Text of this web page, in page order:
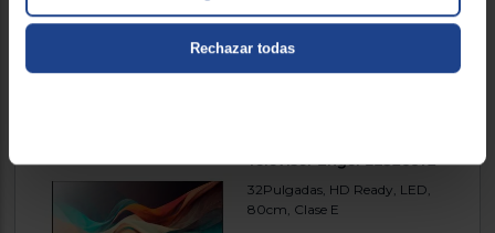
Rechazar todasComparar
Televisor Engel LE3266T2
32Pulgadas, HD Ready, LED,
80cm, Clase E